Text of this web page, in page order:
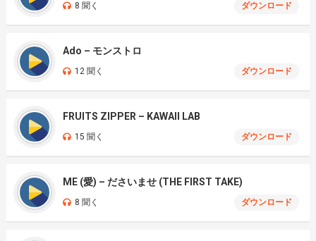
8 聞く ダウンロード
Ado – モンストロ
12 聞く ダウンロード
FRUITS ZIPPER – KAWAII LAB
15 聞く ダウンロード
ME (愛) – ださいませ (THE FIRST TAKE)
8 聞く ダウンロード